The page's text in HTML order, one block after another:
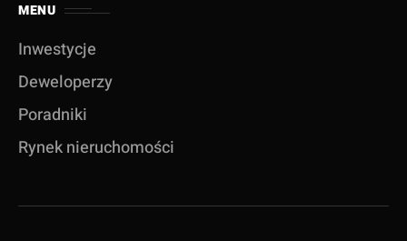
MENU
Inwestycje
Deweloperzy
Poradniki
Rynek nieruchomości